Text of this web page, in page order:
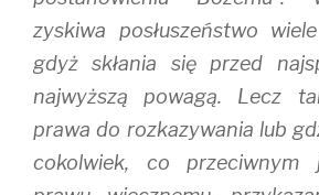
zyskiwa posłuszeństwo
gdyż skłania się przed
najwyższą powagą. Lecz
prawa do rozkazywania lub
cokolwiek, co przeciwnym